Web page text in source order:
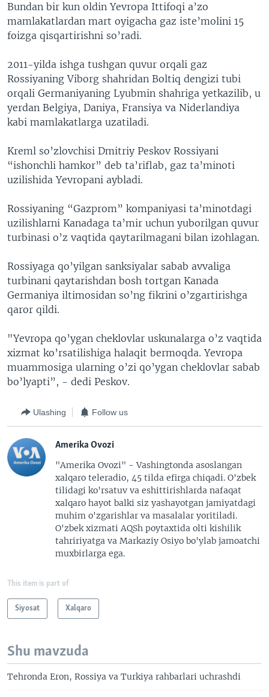
Bundan bir kun oldin Yevropa Ittifoqi a’zo
mamlakatlardan mart oyigacha gaz iste’molini 15
foizga qisqartirishni so’radi.
2011-yilda ishga tushgan quvur orqali gaz
Rossiyaning Viborg shahridan Boltiq dengizi tubi
orqali Germaniyaning Lyubmin shahriga yetkazilib, u
yerdan Belgiya, Daniya, Fransiya va Niderlandiya
kabi mamlakatlarga uzatiladi.
Kreml so’zlovchisi Dmitriy Peskov Rossiyani
“ishonchli hamkor” deb ta’riflab, gaz ta’minoti
uzilishida Yevropani aybladi.
Rossiyaning “Gazprom” kompaniyasi ta’minotdagi
uzilishlarni Kanadaga ta’mir uchun yuborilgan quvur
turbinasi o’z vaqtida qaytarilmagani bilan izohlagan.
Rossiyaga qo’yilgan sanksiyalar sabab avvaliga
turbinani qaytarishdan bosh tortgan Kanada
Germaniya iltimosidan so’ng fikrini o’zgartirishga
qaror qildi.
"Yevropa qo’ygan cheklovlar uskunalarga o’z vaqtida
xizmat ko’rsatilishiga halaqit bermoqda. Yevropa
muammosiga ularning o’zi qo’ygan cheklovlar sabab
bo’lyapti”, - dedi Peskov.
Ulashing Follow us
Amerika Ovozi
"Amerika Ovozi" - Vashingtonda asoslangan
xalqaro teleradio, 45 tilda efirga chiqadi. O'zbek
tilidagi ko'rsatuv va eshittirishlarda nafaqat
xalqaro hayot balki siz yashayotgan jamiyatdagi
muhim o'zgarishlar va masalalar yoritiladi.
O'zbek xizmati AQSh poytaxtida olti kishilik
tahririyatga va Markaziy Osiyo bo'ylab jamoatchi
muxbirlarga ega.
This item is part of
Siyosat Xalqaro
Shu mavzuda
Tehronda Eron, Rossiya va Turkiya rahbarlari uchrashdi